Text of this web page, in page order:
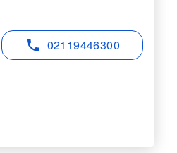
phone 02119446300